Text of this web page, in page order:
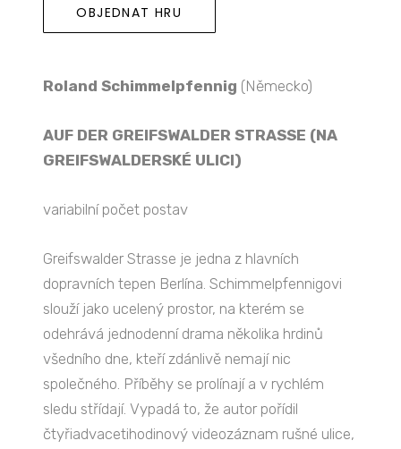
OBJEDNAT HRU
Roland Schimmelpfennig (Německo)
AUF DER GREIFSWALDER STRASSE (NA
GREIFSWALDERSKÉ ULICI)
variabilní počet postav
Greifswalder Strasse je jedna z hlavních
dopravních tepen Berlína. Schimmelpfennigovi
slouží jako ucelený prostor, na kterém se
odehrává jednodenní drama několika hrdinů
všedního dne, kteří zdánlivě nemají nic
společného. Příběhy se prolínají a v rychlém
sledu střídají. Vypadá to, že autor pořídil
čtyřiadvacetihodinový videozáznam rušné ulice,